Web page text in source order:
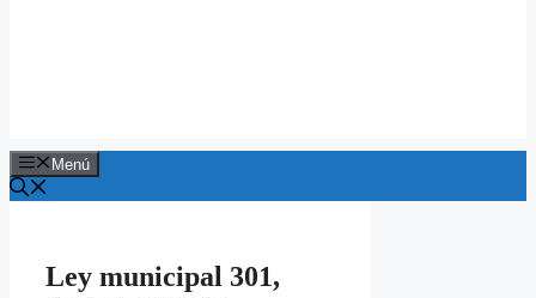
Menú
Ley municipal 301,